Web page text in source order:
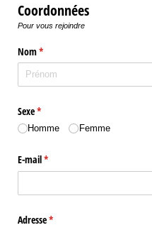
Coordonnées
Pour vous rejoindre
Nom*
(requis)
Sexe*
(requis)
Homme Femme
E-mail*
(requis)
Adresse*
(requis)